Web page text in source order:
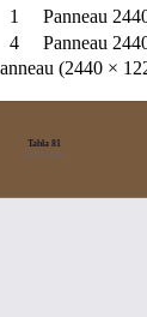
1 Panneau
4 Panneau
(2440 ×
Tabla 81
2192×456